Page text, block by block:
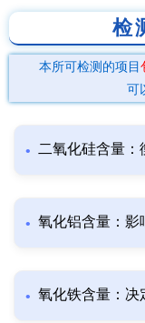
检
本所可检测的项目
可
二氧化硅含量
氧化铝含量：影
氧化铁含量：决